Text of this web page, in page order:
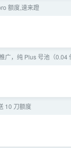
额度,速来蹬
广，纯 Plus 号池（0.04
10 刀额度